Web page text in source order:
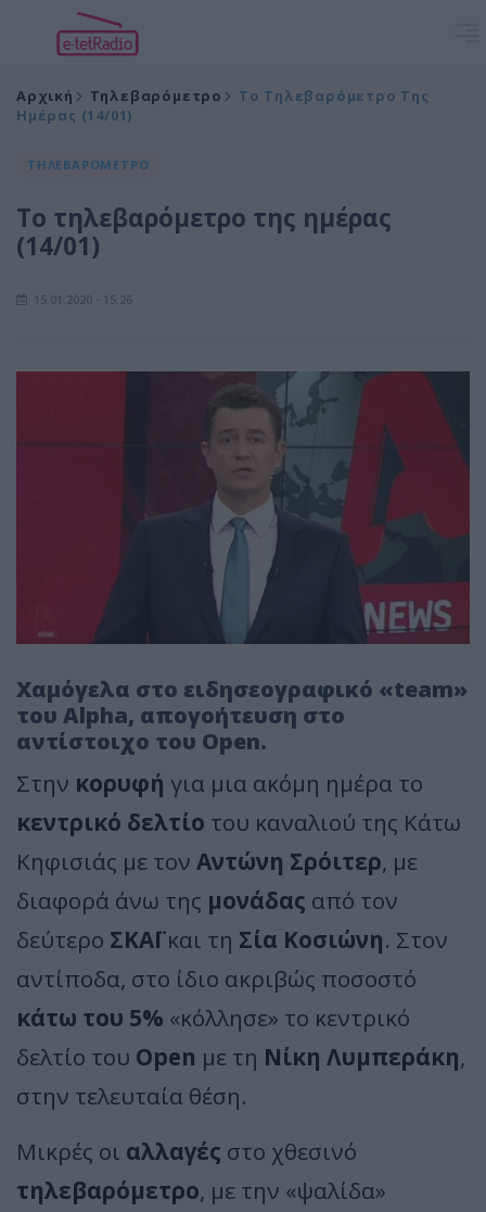
Αρχική Τηλεβαρόμετρο
Το Τηλεβαρόμετρο Της
Ημέρας (14/01)
ΤΗΛΕΒΑΡΟΜΕΤΡΟ
Το τηλεβαρόμετρο της ημέρας
(14/01)
15.01.2020 - 15:26
Χαμόγελα στο ειδησεογραφικό «team»
του Alpha, απογοήτευση στο
αντίστοιχο του Open.
Στην κορυφή για μια ακόμη ημέρα το
κεντρικό δελτίο του καναλιού της Κάτω
Κηφισιάς με τον Αντώνη Σρόιτερ, με
διαφορά άνω της μονάδας από τον
δεύτερο ΣΚΑΪκαι τη Σία Κοσιώνη. Στον
αντίποδα, στο ίδιο ακριβώς ποσοστό
κάτω του 5% «κόλλησε» το κεντρικό
δελτίο του Open με τη Νίκη Λυμπεράκη,
στην τελευταία θέση.
Μικρές οι αλλαγές στο χθεσινό
τηλεβαρόμετρο, με την «ψαλίδα»